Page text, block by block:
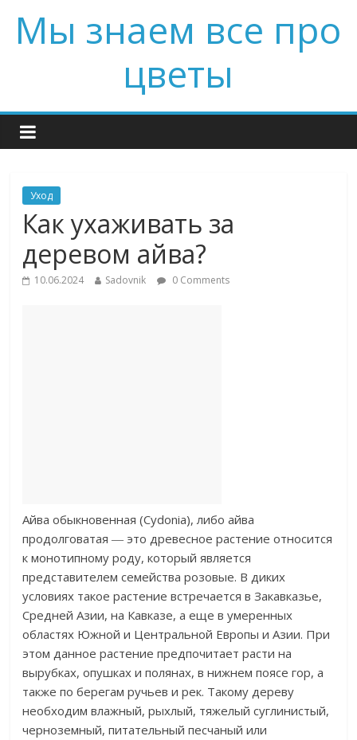
Мы знаем все про
цветы
Уход
Как ухаживать за
деревом айва?
10.06.2024 Sadovnik 0 Comments
Айва обыкновенная (Cydonia), либо айва
продолговатая ― это древесное растение относится
к монотипному роду, который является
представителем семейства розовые. В диких
условиях такое растение встречается в Закавказье,
Средней Азии, на Кавказе, а еще в умеренных
областях Южной и Центральной Европы и Азии. При
этом данное растение предпочитает расти на
вырубках, опушках и полянах, в нижнем поясе гор, а
также по берегам ручьев и рек. Такому дереву
необходим влажный, рыхлый, тяжелый суглинистый,
черноземный, питательный песчаный или